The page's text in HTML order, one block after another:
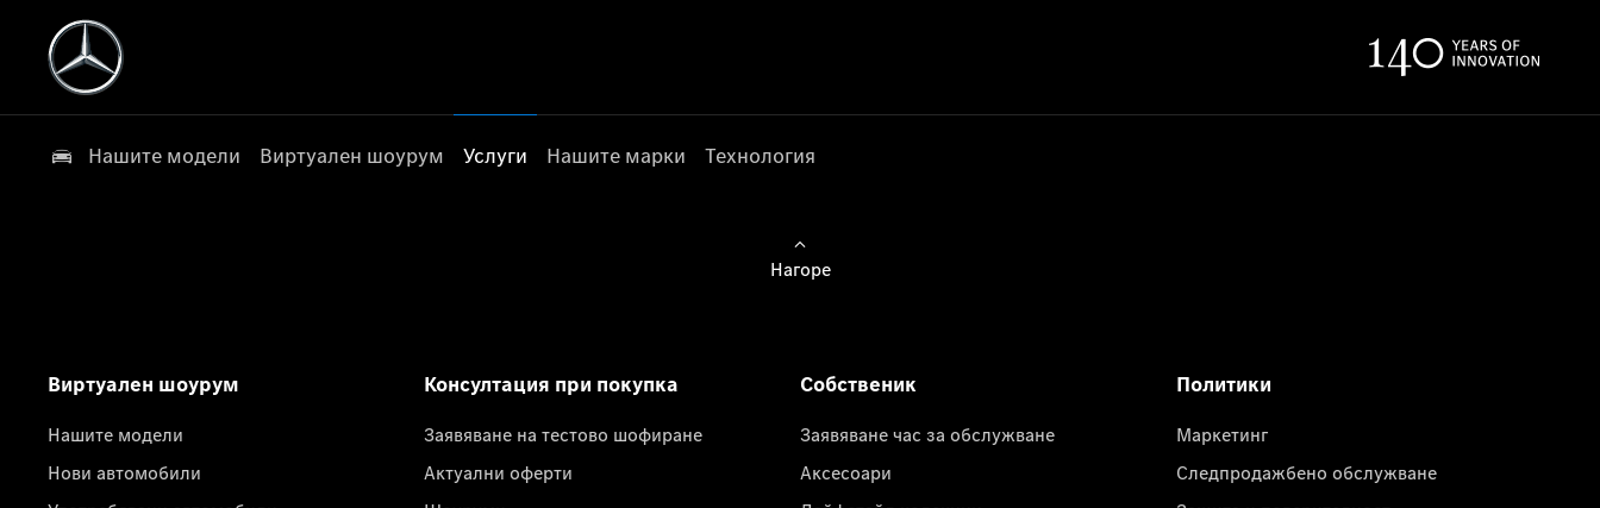
Нашите модели Виртуален шоурум Услуги Нашите марки Технология
Нагоре
Виртуален шоурум
Нашите модели
Нови автомобили
Консултация при покупка
Заявяване на тестово шофиране
Актуални оферти
Собственик
Заявяване час за обслужване
Аксесоари
Политики
Маркетинг
Следпродажбено обслужване